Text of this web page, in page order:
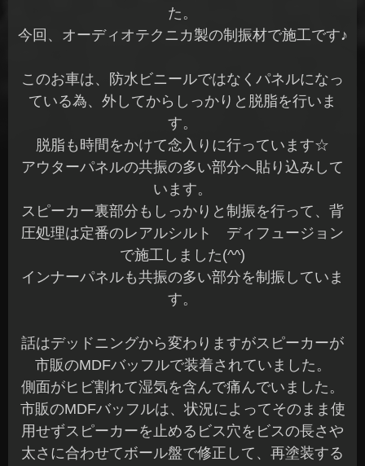
た。
今回、オーディオテクニカ製の制振材で施工です♪
このお車は、防水ビニールではなくパネルになっ
ている為、外してからしっかりと脱脂を行いま
す。
脱脂も時間をかけて念入りに行っています☆
アウターパネルの共振の多い部分へ貼り込みして
います。
スピーカー裏部分もしっかりと制振を行って、背
圧処理は定番のレアルシルト ディフュージョン
で施工しました(^^)
インナーパネルも共振の多い部分を制振していま
す。
話はデッドニングから変わりますがスピーカーが
市販のMDFバッフルで装着されていました。
側面がヒビ割れて湿気を含んで痛んでいました。
市販のMDFバッフルは、状況によってそのまま使
用せずスピーカーを止めるビス穴をビスの長さや
太さに合わせてボール盤で修正して、再塗装する